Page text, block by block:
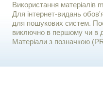
Використання матерiалiв
Для iнтернет-видань
для пошукових систем.
виключно в першому чи в
Матеріали з позначкою